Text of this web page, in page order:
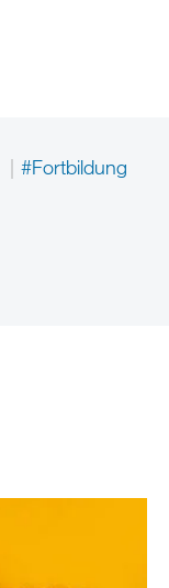
#Fortbildung